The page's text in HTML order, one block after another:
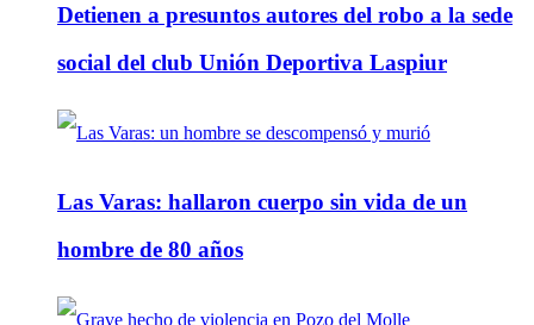
Detienen a presuntos autores del robo a la sede
social del club Unión Deportiva Laspiur
Las Varas: hallaron cuerpo sin vida de un
hombre de 80 años